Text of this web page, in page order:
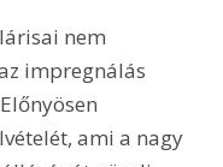
nem
impregnálás
ami a nagy